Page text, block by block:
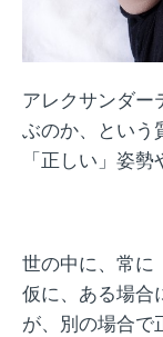
アレクサンダー
ぶのか、という
「正しい」姿
世の中に、常に
仮に、ある場合
が、別の場合で